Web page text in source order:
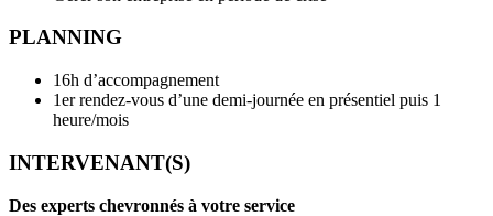
PLANNING
16h d’accompagnement
1er rendez-vous d’une demi-journée en présentiel puis 1
heure/mois
INTERVENANT(S)
Des experts chevronnés à votre service